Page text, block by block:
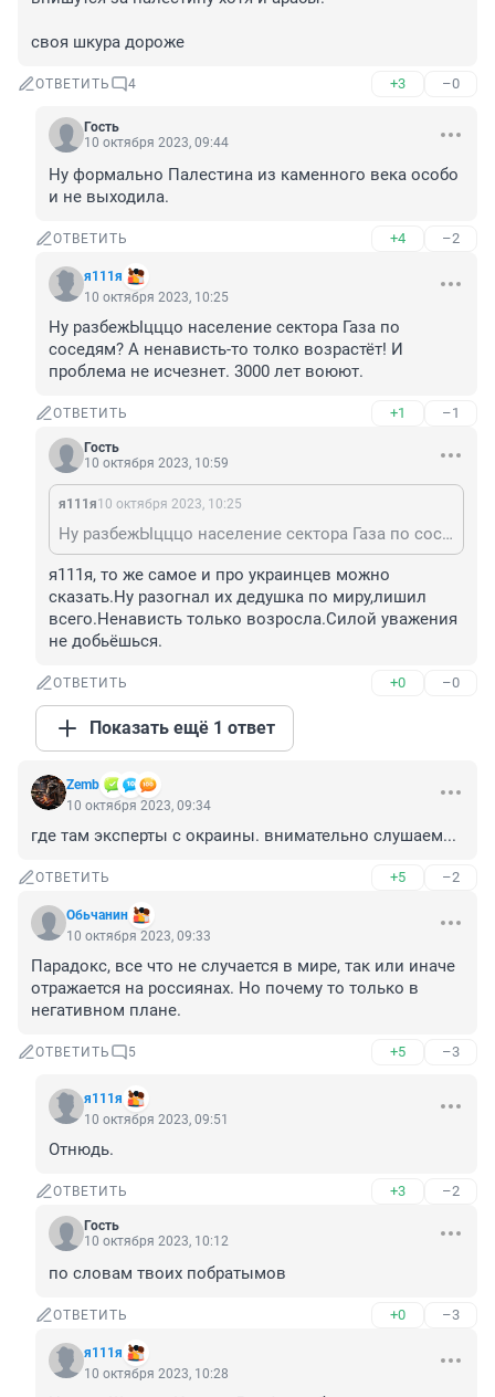
своя шкура дороже
ОТВЕТИТЬ 4 +3 –0
Гость
10 октября 2023, 09:44
Ну формально Палестина из каменного века особо
и не выходила.
ОТВЕТИТЬ +4 –2
я111я
10 октября 2023, 10:25
Ну разбежЫцццо население сектора Газа по
соседям? А ненависть-то толко возрастёт! И
проблема не исчезнет. 3000 лет воюют.
ОТВЕТИТЬ +1 –1
Гость
10 октября 2023, 10:59
я111я10 октября 2023, 10:25
Ну разбежЫцццо население сектора Газа по соседям? А ненависть-то толко возрастёт! И проблема не исчезнет. 3000 лет воюют.
я111я, то же самое и про украинцев можно
сказать.Ну разогнал их дедушка по миру,лишил
всего.Ненависть только возросла.Силой уважения
не добьёшься.
ОТВЕТИТЬ +0 –0
Показать ещё 1 ответ
Zemb
10 октября 2023, 09:34
где там эксперты с окраины. внимательно слушаем...
ОТВЕТИТЬ +5 –2
Обьчанин
10 октября 2023, 09:33
Парадокс, все что не случается в мире, так или иначе
отражается на россиянах. Но почему то только в
негативном плане.
ОТВЕТИТЬ 5 +5 –3
я111я
10 октября 2023, 09:51
Отнюдь.
ОТВЕТИТЬ +3 –2
Гость
10 октября 2023, 10:12
по словам твоих побратымов
ОТВЕТИТЬ +0 –3
я111я
10 октября 2023, 10:28